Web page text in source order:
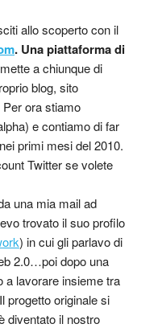
allo scoperto con il
. Una piattaforma di
a chiunque di
blog, sito
ora stiamo
e contiamo di far
primi mesi del 2010.
Twitter se volete
una mia mail ad
trovato il suo profilo
) in cui gli parlavo di
2.0…poi dopo una
a lavorare insieme tra
progetto originale si
diventato il nostro